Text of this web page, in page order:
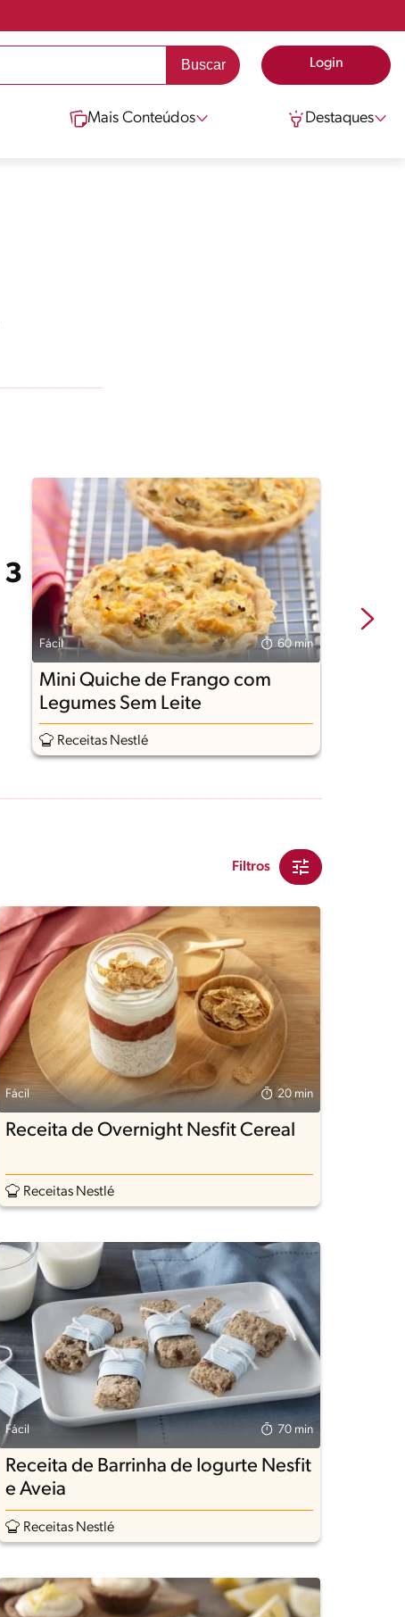
Login
Mais Conteúdos Destaques
Fácil 60 min
Mini Quiche de Frango com
Legumes Sem Leite
Receitas Nestlé
Filtros
Fácil 20 min
Receita de Overnight Nesfit Cereal
Receitas Nestlé
Fácil 70 min
Receita de Barrinha de Iogurte Nesfit
e Aveia
Receitas Nestlé